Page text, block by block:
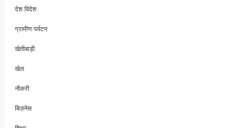
देश विदेश
ग्रामीण पर्यटन
खेतीबाड़ी
खेल
नौकरी
बिज़नेस